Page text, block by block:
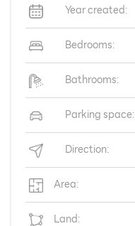
Year created:
Bedrooms:
Bathrooms:
Parking space:
Direction:
Area:
Land: